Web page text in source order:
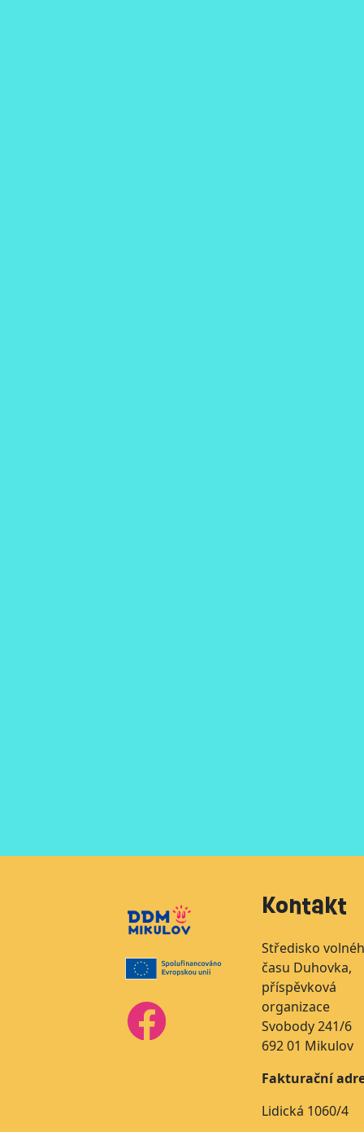
Kontakt
Středisko
času Duhovka,
příspěvková
organizace
Svobody 241/6
692 01 Mikulov
Fakturační
Lidická 1060/4